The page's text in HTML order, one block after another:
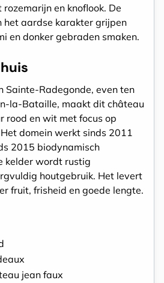
en knoflook. De
het aardse karakter grijpen
en donker gebraden smaken.
Sainte-Radegonde, even ten
la-Bataille, maakt dit château
rood en wit met focus op
domein werkt sinds 2011
2015 biodynamisch
kelder wordt rustig
houtgebruik. Het levert
fruit, frisheid en goede lengte.
jean faux